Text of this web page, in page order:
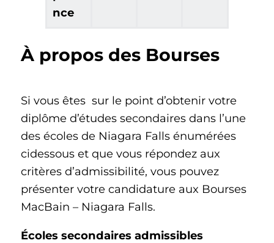
nce
À propos des Bourses
Si vous êtes sur le point d’obtenir votre
diplôme d’études secondaires dans l’une
des écoles de Niagara Falls énumérées
cidessous et que vous répondez aux
critères d’admissibilité, vous pouvez
présenter votre candidature aux Bourses
MacBain – Niagara Falls.
Écoles secondaires admissibles